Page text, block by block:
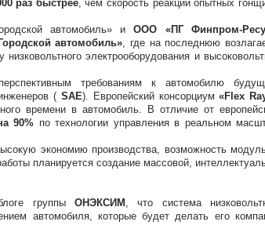
раз быстрее, чем скорость реакции опытных
автомобиль» иООО «ПГ Финпром-
автомобиль», где на последнюю
электрооборудования и
требованиям к автомобилю
( SAE). Европейский консорциум«Flex
времени в автомобиль. В отличие от
90% по технологии управления в реальном
экономию производства, возможность
планируется создание массовой,
группы ОНЭКСИМ , что система
автомобиля, которые будет делать его